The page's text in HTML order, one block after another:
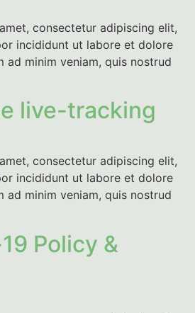
consectetur adipiscing elit,
incididunt ut labore et dolore
ad minim veniam, quis nostrud
live-tracking
consectetur adipiscing elit,
incididunt ut labore et dolore
ad minim veniam, quis nostrud
Policy &